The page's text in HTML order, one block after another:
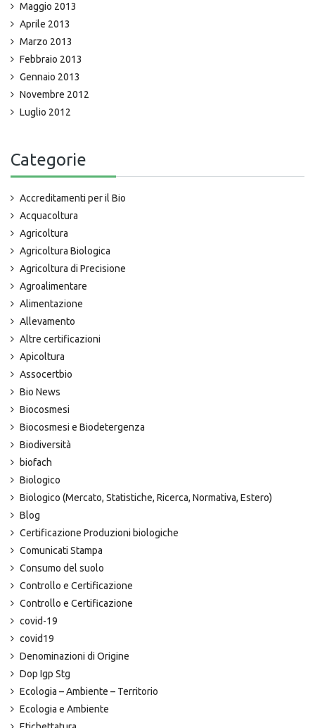
Maggio 2013
Aprile 2013
Marzo 2013
Febbraio 2013
Gennaio 2013
Novembre 2012
Luglio 2012
Categorie
Accreditamenti per il Bio
Acquacoltura
Agricoltura
Agricoltura Biologica
Agricoltura di Precisione
Agroalimentare
Alimentazione
Allevamento
Altre certificazioni
Apicoltura
Assocertbio
Bio News
Biocosmesi
Biocosmesi e Biodetergenza
Biodiversità
biofach
Biologico
Biologico (Mercato, Statistiche, Ricerca, Normativa, Estero)
Blog
Certificazione Produzioni biologiche
Comunicati Stampa
Consumo del suolo
Controllo e Certificazione
Controllo e Certificazione
covid-19
covid19
Denominazioni di Origine
Dop Igp Stg
Ecologia – Ambiente – Territorio
Ecologia e Ambiente